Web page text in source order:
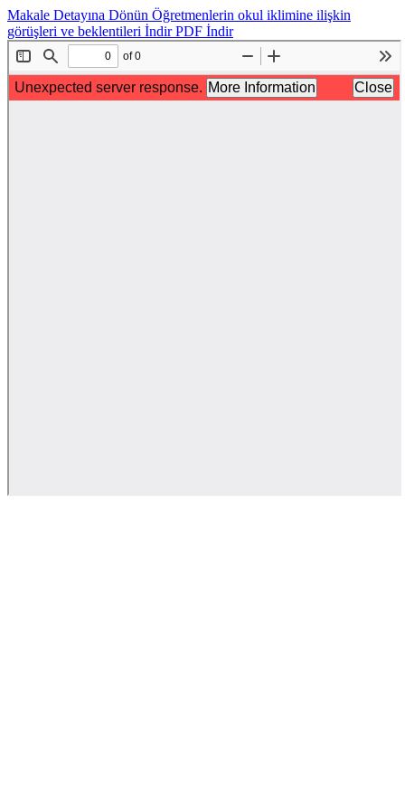
Makale Detayına Dönün Öğretmenlerin okul iklimine ilişkin
görüşleri ve beklentileri İndirPDF İndir